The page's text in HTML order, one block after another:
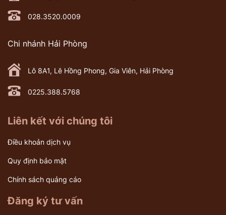
028.3520.0009
Chi nhánh Hải Phòng
Lô 8A1, Lê Hồng Phong, Gia Viên, Hải Phòng
0225.388.5768
Liên kết với chúng tôi
Điều khoản dịch vụ
Quy định bảo mật
Chính sách quảng cáo
Đăng ký tư vấn